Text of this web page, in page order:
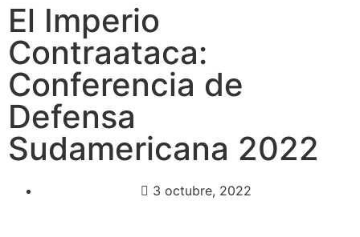
El Imperio
Contraataca:
Conferencia de
Defensa
Sudamericana 2022
3 octubre, 2022